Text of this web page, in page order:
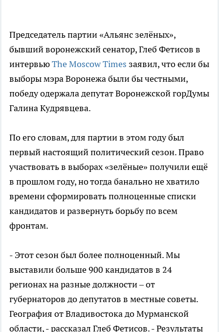
Председатель партии «Альянс зелёных»,
бывший воронежский сенатор, Глеб Фетисов в
интервьюThe Moscow Times заявил, что если бы
выборы мэра Воронежа были бы честными,
победу одержала депутат Воронежской горДумы
Галина Кудрявцева.
По его словам, для партии в этом году был
первый настоящий политический сезон. Право
участвовать в выборах «зелёные» получили ещё
в прошлом году, но тогда банально не хватило
времени сформировать полноценные списки
кандидатов и развернуть борьбу по всем
фронтам.
- Этот сезон был более полноценный. Мы
выставили больше 900 кандидатов в 24
регионах на разные должности – от
губернаторов до депутатов в местные советы.
География от Владивостока до Мурманской
области, - рассказал Глеб Фетисов. - Результаты